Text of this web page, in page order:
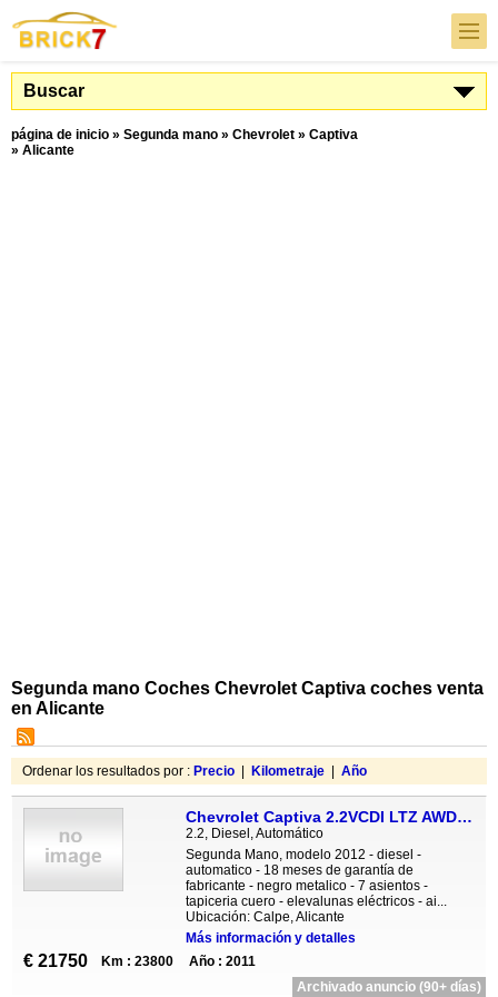
Buscar
página de inicio » Segunda mano » Chevrolet » Captiva
» Alicante
Segunda mano Coches Chevrolet Captiva coches venta
en Alicante
Ordenar los resultados por : Precio Kilometraje Año
Chevrolet Captiva 2.2VCDI LTZ AWD Auto
2.2, Diesel, Automático
Segunda Mano, modelo 2012 - diesel -
automatico - 18 meses de garantía de
fabricante - negro metalico - 7 asientos -
tapiceria cuero - elevalunas eléctricos - ai...
Ubicación: Calpe, Alicante
Más información y detalles
€ 21750 Km : 23800
Año : 2011
Archivado anuncio (90+ días)